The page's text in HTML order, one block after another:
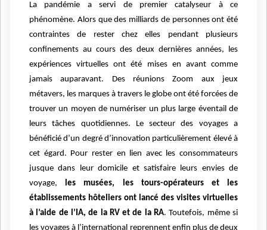
La pandémie a servi de premier catalyseur à ce
phénomène. Alors que des milliards de personnes ont été
contraintes de rester chez elles pendant plusieurs
confinements au cours des deux dernières années, les
expériences virtuelles ont été mises en avant comme
jamais auparavant. Des réunions Zoom aux jeux
métavers, les marques à travers le globe ont été forcées de
trouver un moyen de numériser un plus large éventail de
leurs tâches quotidiennes. Le secteur des voyages a
bénéficié d’un degré d’innovation particulièrement élevé à
cet égard. Pour rester en lien avec les consommateurs
jusque dans leur domicile et satisfaire leurs envies de
voyage, les musées, les tours-opérateurs et les
établissements hôteliers ont lancé des visites virtuelles
à l’aide de l’IA, de la RV et de la RA. Toutefois, même si
les voyages à l’international reprennent enfin plus de deux